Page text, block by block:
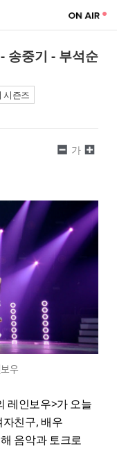
송중기 - 부석순
시즌즈
가
우
레인보우>가 오늘
친구, 배우
음악과 토크로